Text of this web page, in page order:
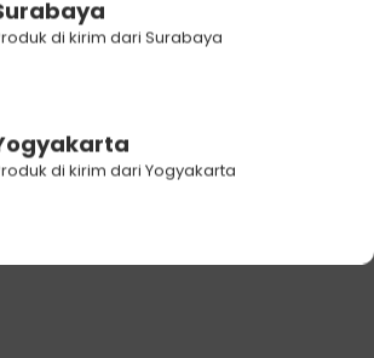
Scentsations Hair
di kirim dari Surabaya
di kirim dari Yogyakarta